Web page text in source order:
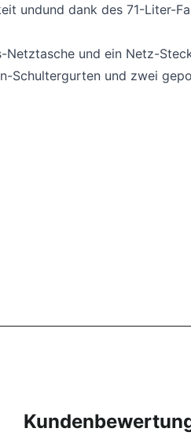
undund dank des 71-Liter-
und ein Netz-
Schultergurten und zwei